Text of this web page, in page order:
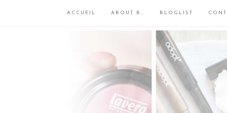
ACCUEIL ABOUT B… BLOGLIST